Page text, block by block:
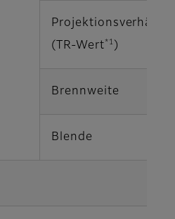
(TR-Wert *1 )
Brennweite
Blende